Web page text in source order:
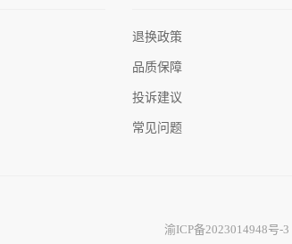
退换政策
品质保障
投诉建议
常见问题
渝ICP备2023014948号-3